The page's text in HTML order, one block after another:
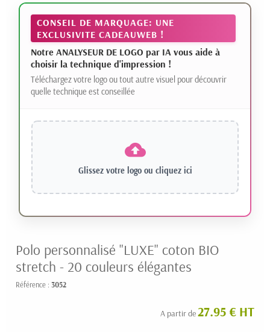
CONSEIL DE MARQUAGE: UNE
EXCLUSIVITE CADEAUWEB !
Notre ANALYSEUR DE LOGO par IA vous aide à
choisir la technique d'impression !
Téléchargez votre logo ou tout autre visuel pour découvrir
quelle technique est conseillée
Glissez votre logo ou cliquez ici
Polo personnalisé "LUXE" coton BIO
stretch - 20 couleurs élégantes
Référence : 3052
A partir de27.95 € HT